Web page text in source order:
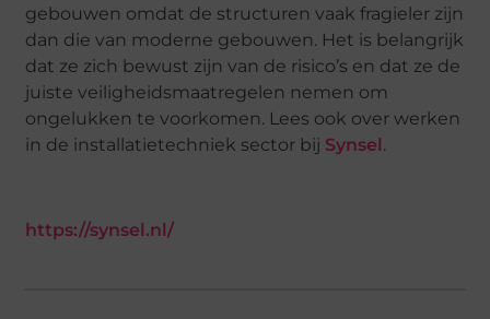
gebouwen omdat de structuren vaak fragieler zijn
dan die van moderne gebouwen. Het is belangrijk
dat ze zich bewust zijn van de risico’s en dat ze de
juiste veiligheidsmaatregelen nemen om
ongelukken te voorkomen. Lees ook over werken
in de installatietechniek sector bij Synsel .
https://synsel.nl/